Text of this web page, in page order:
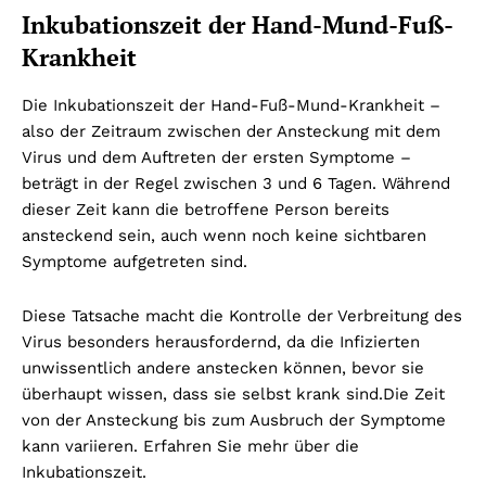
Inkubationszeit der Hand-Mund-Fuß-
Krankheit
Die Inkubationszeit der Hand-Fuß-Mund-Krankheit –
also der Zeitraum zwischen der Ansteckung mit dem
Virus und dem Auftreten der ersten Symptome –
beträgt in der Regel zwischen 3 und 6 Tagen. Während
dieser Zeit kann die betroffene Person bereits
ansteckend sein, auch wenn noch keine sichtbaren
Symptome aufgetreten sind.
Diese Tatsache macht die Kontrolle der Verbreitung des
Virus besonders herausfordernd, da die Infizierten
unwissentlich andere anstecken können, bevor sie
überhaupt wissen, dass sie selbst krank sind.Die Zeit
von der Ansteckung bis zum Ausbruch der Symptome
kann variieren. Erfahren Sie mehr über die
Inkubationszeit.